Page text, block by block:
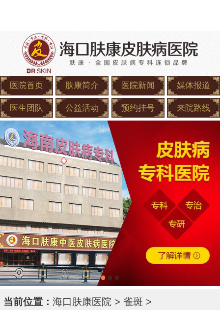
医院首页 肤康简介 医院新闻 媒体报道
医生团队 公益活动 预约挂号 来院路线
当前位置： 海口肤康医院 > 雀斑 >